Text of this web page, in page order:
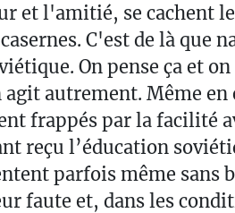
et l'amitié, se cachent
C'est de là que
On pense ça et
agit autrement. Même
frappés par la facilité
reçu l’éducation
parfois même sans
faute et, dans les